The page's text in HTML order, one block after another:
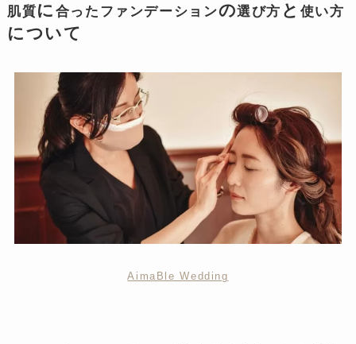
肌質に 合ったファンデーションの選び方 と 使い方
について
AimaBle Wedding